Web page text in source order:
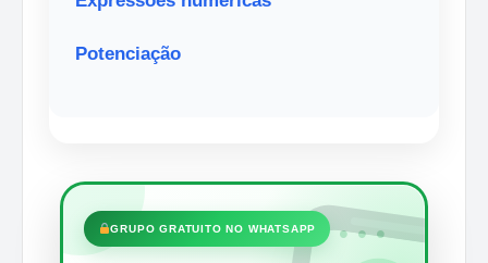
Potenciação
•••
GRUPO GRATUITO NO WHATSAPP